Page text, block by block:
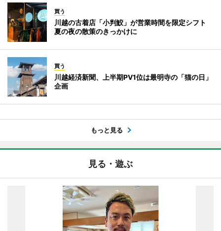
買う
川越の古着店「小判鮫」が営業時間を限定シフト
夏の夜の散策のきっかけに
買う
川越経済新聞、上半期PV1位は最明寺の「猫の日」
企画
もっと見る
見る・遊ぶ